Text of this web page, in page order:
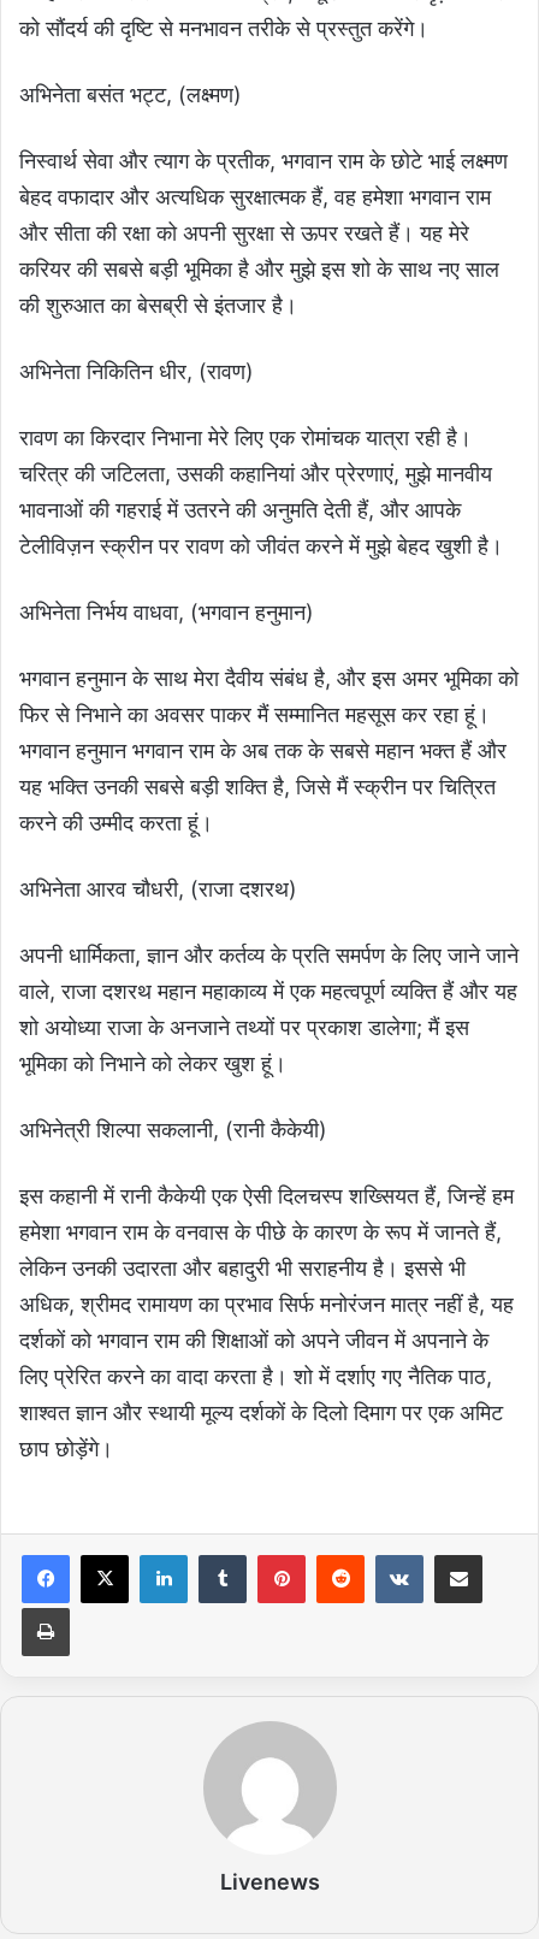
को सौंदर्य की दृष्टि से मनभावन तरीके से प्रस्तुत करेंगे।
अभिनेता बसंत भट्ट, (लक्ष्मण)
निस्वार्थ सेवा और त्याग के प्रतीक, भगवान राम के छोटे भाई लक्ष्मण
बेहद वफादार और अत्यधिक सुरक्षात्मक हैं, वह हमेशा भगवान राम
और सीता की रक्षा को अपनी सुरक्षा से ऊपर रखते हैं। यह मेरे
करियर की सबसे बड़ी भूमिका है और मुझे इस शो के साथ नए साल
की शुरुआत का बेसब्री से इंतजार है।
अभिनेता निकितिन धीर, (रावण)
रावण का किरदार निभाना मेरे लिए एक रोमांचक यात्रा रही है।
चरित्र की जटिलता, उसकी कहानियां और प्रेरणाएं, मुझे मानवीय
भावनाओं की गहराई में उतरने की अनुमति देती हैं, और आपके
टेलीविज़न स्क्रीन पर रावण को जीवंत करने में मुझे बेहद खुशी है।
अभिनेता निर्भय वाधवा, (भगवान हनुमान)
भगवान हनुमान के साथ मेरा दैवीय संबंध है, और इस अमर भूमिका को
फिर से निभाने का अवसर पाकर मैं सम्मानित महसूस कर रहा हूं।
भगवान हनुमान भगवान राम के अब तक के सबसे महान भक्त हैं और
यह भक्ति उनकी सबसे बड़ी शक्ति है, जिसे मैं स्क्रीन पर चित्रित
करने की उम्मीद करता हूं।
अभिनेता आरव चौधरी, (राजा दशरथ)
अपनी धार्मिकता, ज्ञान और कर्तव्य के प्रति समर्पण के लिए जाने जाने
वाले, राजा दशरथ महान महाकाव्य में एक महत्वपूर्ण व्यक्ति हैं और यह
शो अयोध्या राजा के अनजाने तथ्यों पर प्रकाश डालेगा; मैं इस
भूमिका को निभाने को लेकर खुश हूं।
अभिनेत्री शिल्पा सकलानी, (रानी कैकेयी)
इस कहानी में रानी कैकेयी एक ऐसी दिलचस्प शख्सियत हैं, जिन्हें हम
हमेशा भगवान राम के वनवास के पीछे के कारण के रूप में जानते हैं,
लेकिन उनकी उदारता और बहादुरी भी सराहनीय है। इससे भी
अधिक, श्रीमद रामायण का प्रभाव सिर्फ मनोरंजन मात्र नहीं है, यह
दर्शकों को भगवान राम की शिक्षाओं को अपने जीवन में अपनाने के
लिए प्रेरित करने का वादा करता है। शो में दर्शाए गए नैतिक पाठ,
शाश्वत ज्ञान और स्थायी मूल्य दर्शकों के दिलो दिमाग पर एक अमिट
छाप छोड़ेंगे।
Livenews